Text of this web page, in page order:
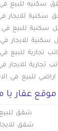
سكنيه للبيع في
سكنية للايجار
سكنية للبيع في
سكنية للايجار
تجارية للبيع
تجارية للايجار
اراضي للبيع في
موقع عقار يا
شقق للبيع
شقق